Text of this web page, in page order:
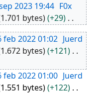
2023 19:44 F0x
1.701 bytes
+29
feb 2022 01:02 Juerd
1.672 bytes
+121
feb 2022 01:00 Juerd
1.551 bytes
+122